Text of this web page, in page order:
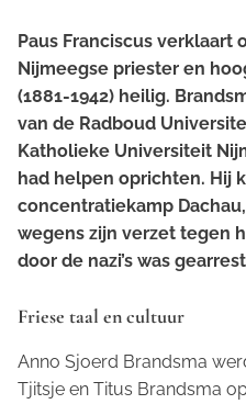
Paus Franciscus verklaart
Nijmeegse priester en
(1881-1942) heilig.
van de Radboud
Katholieke Universiteit
had helpen oprichten. Hij
concentratiekamp
wegens zijn verzet tegen
door de nazi’s was
Friese taal en cultuur
Anno Sjoerd Brandsma
Tjitsje en Titus Brandsma